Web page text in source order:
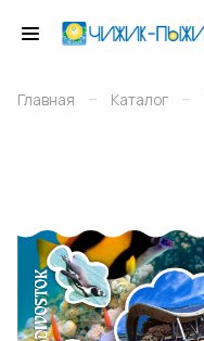
Главная – Каталог –